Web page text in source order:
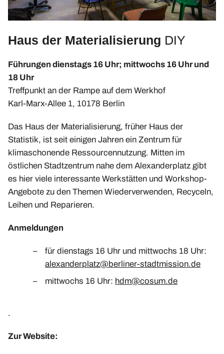
Upcycling-Beutel
Presse
»Energie-Beratung«
Energie-Karten-Set
Energie-Workshops und Beratung
Offene Energie-Sprechstunde
Energie-Exkursionen
ChangeABLE
ChangeABLE Befragung
ChangeABLE Partner
Haus der Materialisierung DIY
Führungen dienstags 16 Uhr; mittwochs 16 Uhr und
18 Uhr
Treffpunkt an der Rampe auf dem Werkhof
Karl-Marx-Allee 1, 10178 Berlin
Das Haus der Materialisierung, früher Haus der
Statistik, ist seit einigen Jahren ein Zentrum für
klimaschonende Ressourcennutzung. Mitten im
östlichen Stadtzentrum nahe dem Alexanderplatz gibt
es hier viele interessante Werkstätten und Workshop-
Angebote zu den Themen Wiederverwenden, Recyceln,
Leihen und Reparieren.
Anmeldungen
für dienstags 16 Uhr und mittwochs 18 Uhr:
alexanderplatz@berliner-stadtmission.de
mittwochs 16 Uhr: hdm@cosum.de
.
Zur Website: